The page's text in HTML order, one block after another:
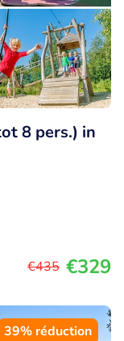
8 pers.) in
€435 €329
39% réduction